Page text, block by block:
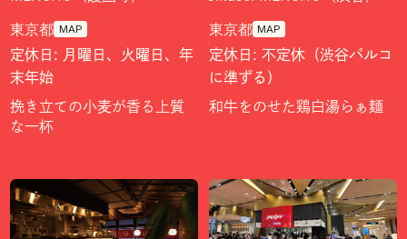
東京都 MAP
定休日: 月曜日、火曜日、年
末年始
挽き立ての小麦が香る上質
な一杯
東京都 MAP
定休日: 不定休（渋谷パルコ
に準ずる）
和牛をのせた鶏白湯らぁ麺